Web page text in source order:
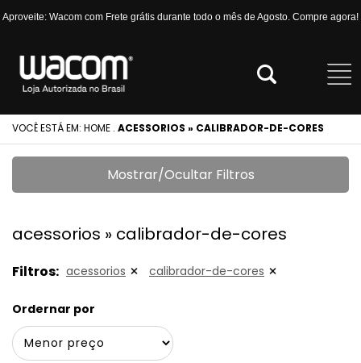
Aproveite: Wacom com Frete grátis durante todo o mês de Agosto. Compre agora!
VOCÊ ESTÁ EM: HOME . ACESSORIOS » CALIBRADOR-DE-CORES
Mostrar/Ocultar Filtros
acessorios » calibrador-de-cores
Filtros: acessorios calibrador-de-cores
Ordernar por